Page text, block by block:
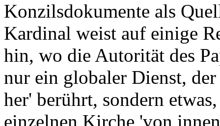
Konzilsdokumente als
Kardinal weist auf einige
hin, wo die Autorität des
nur ein globaler Dienst,
her' berührt, sondern
einzelnen Kirche 'von